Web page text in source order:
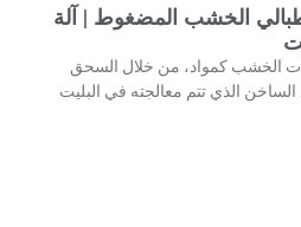
طبالي الخشب المضغوط | آلة
الخشب كمواد، من خلال السحق
الذي تتم معالجته في البليت